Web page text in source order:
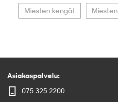
Miesten kengät
Asiakaspalvelu:
075 325 2200